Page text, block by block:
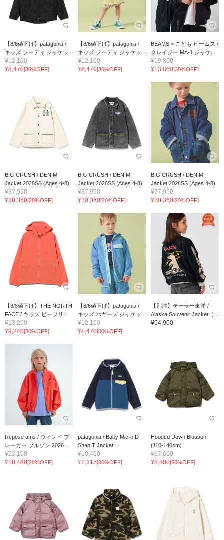
【8/6値下げ】patagonia /
キッズ フーディ ジャケッ...
¥12,100
¥8,470[30%OFF]
【8/6値下げ】patagonia /
キッズ フーディ ジャケッ...
¥12,100
¥8,470[30%OFF]
BEAMS × こども ビームス /
クレイジー MA-1 ジャケ...
¥19,800
¥13,860[30%OFF]
BIG CRUSH / DENIM
Jacket 2026SS (Ages 4-8)
¥37,950
¥30,360[20%OFF]
BIG CRUSH / DENIM
Jacket 2026SS (Ages 4-8)
¥37,950
¥30,360[20%OFF]
BIG CRUSH / DENIM
Jacket 2026SS (Ages 4-8)
¥37,950
¥30,360[20%OFF]
【8/6値下げ】THE NORTH
FACE / キッズ ビーフリ...
¥13,200
¥9,240[30%OFF]
【8/6値下げ】patagonia /
キッズ バギーズ ジャケッ...
¥12,100
¥8,470[30%OFF]
【別注】テーラー東洋 /
Alaska Souvenir Jacket（...
¥64,900
Repose ams / ウィンド ブ
レーカー ブルゾン 2026...
¥23,100
¥18,480[20%OFF]
patagonia / Baby Micro D
Snap T Jacket...
¥10,450
¥7,315[30%OFF]
Hooded Down Blouson
(110-140cm)
¥17,600
¥8,800[50%OFF]